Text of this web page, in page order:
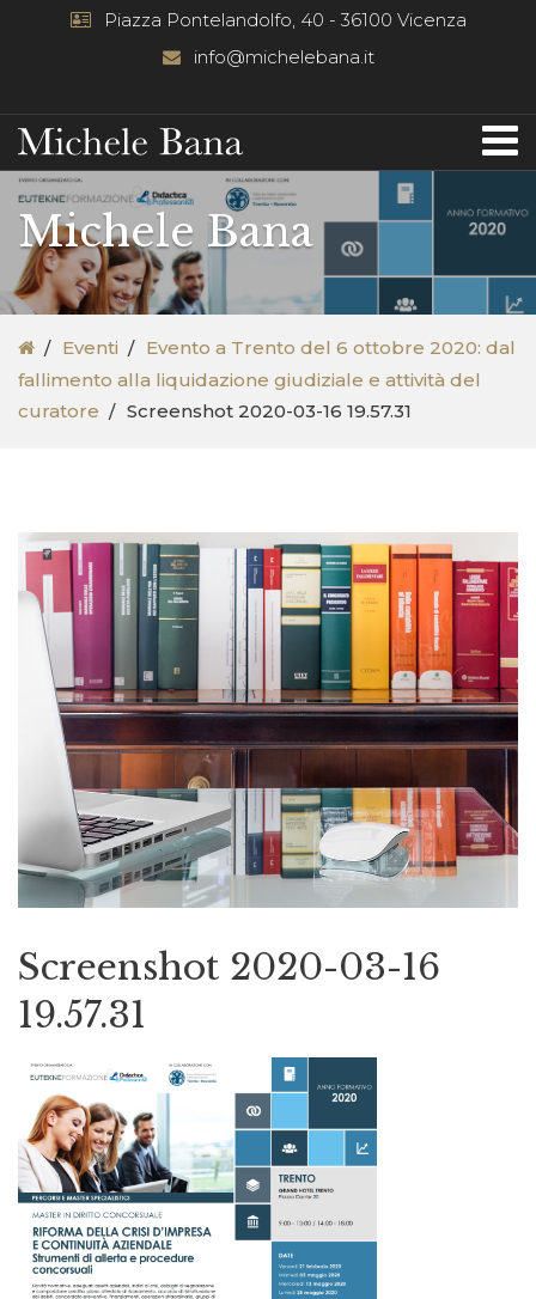
Piazza Pontelandolfo, 40 - 36100 Vicenza
info@michelebana.it
Michele Bana
Eventi
Evento a Trento del 6 ottobre 2020: dal
fallimento alla liquidazione giudiziale e attività del
curatore
Screenshot 2020-03-16 19.57.31
Screenshot 2020-03-16
19.57.31